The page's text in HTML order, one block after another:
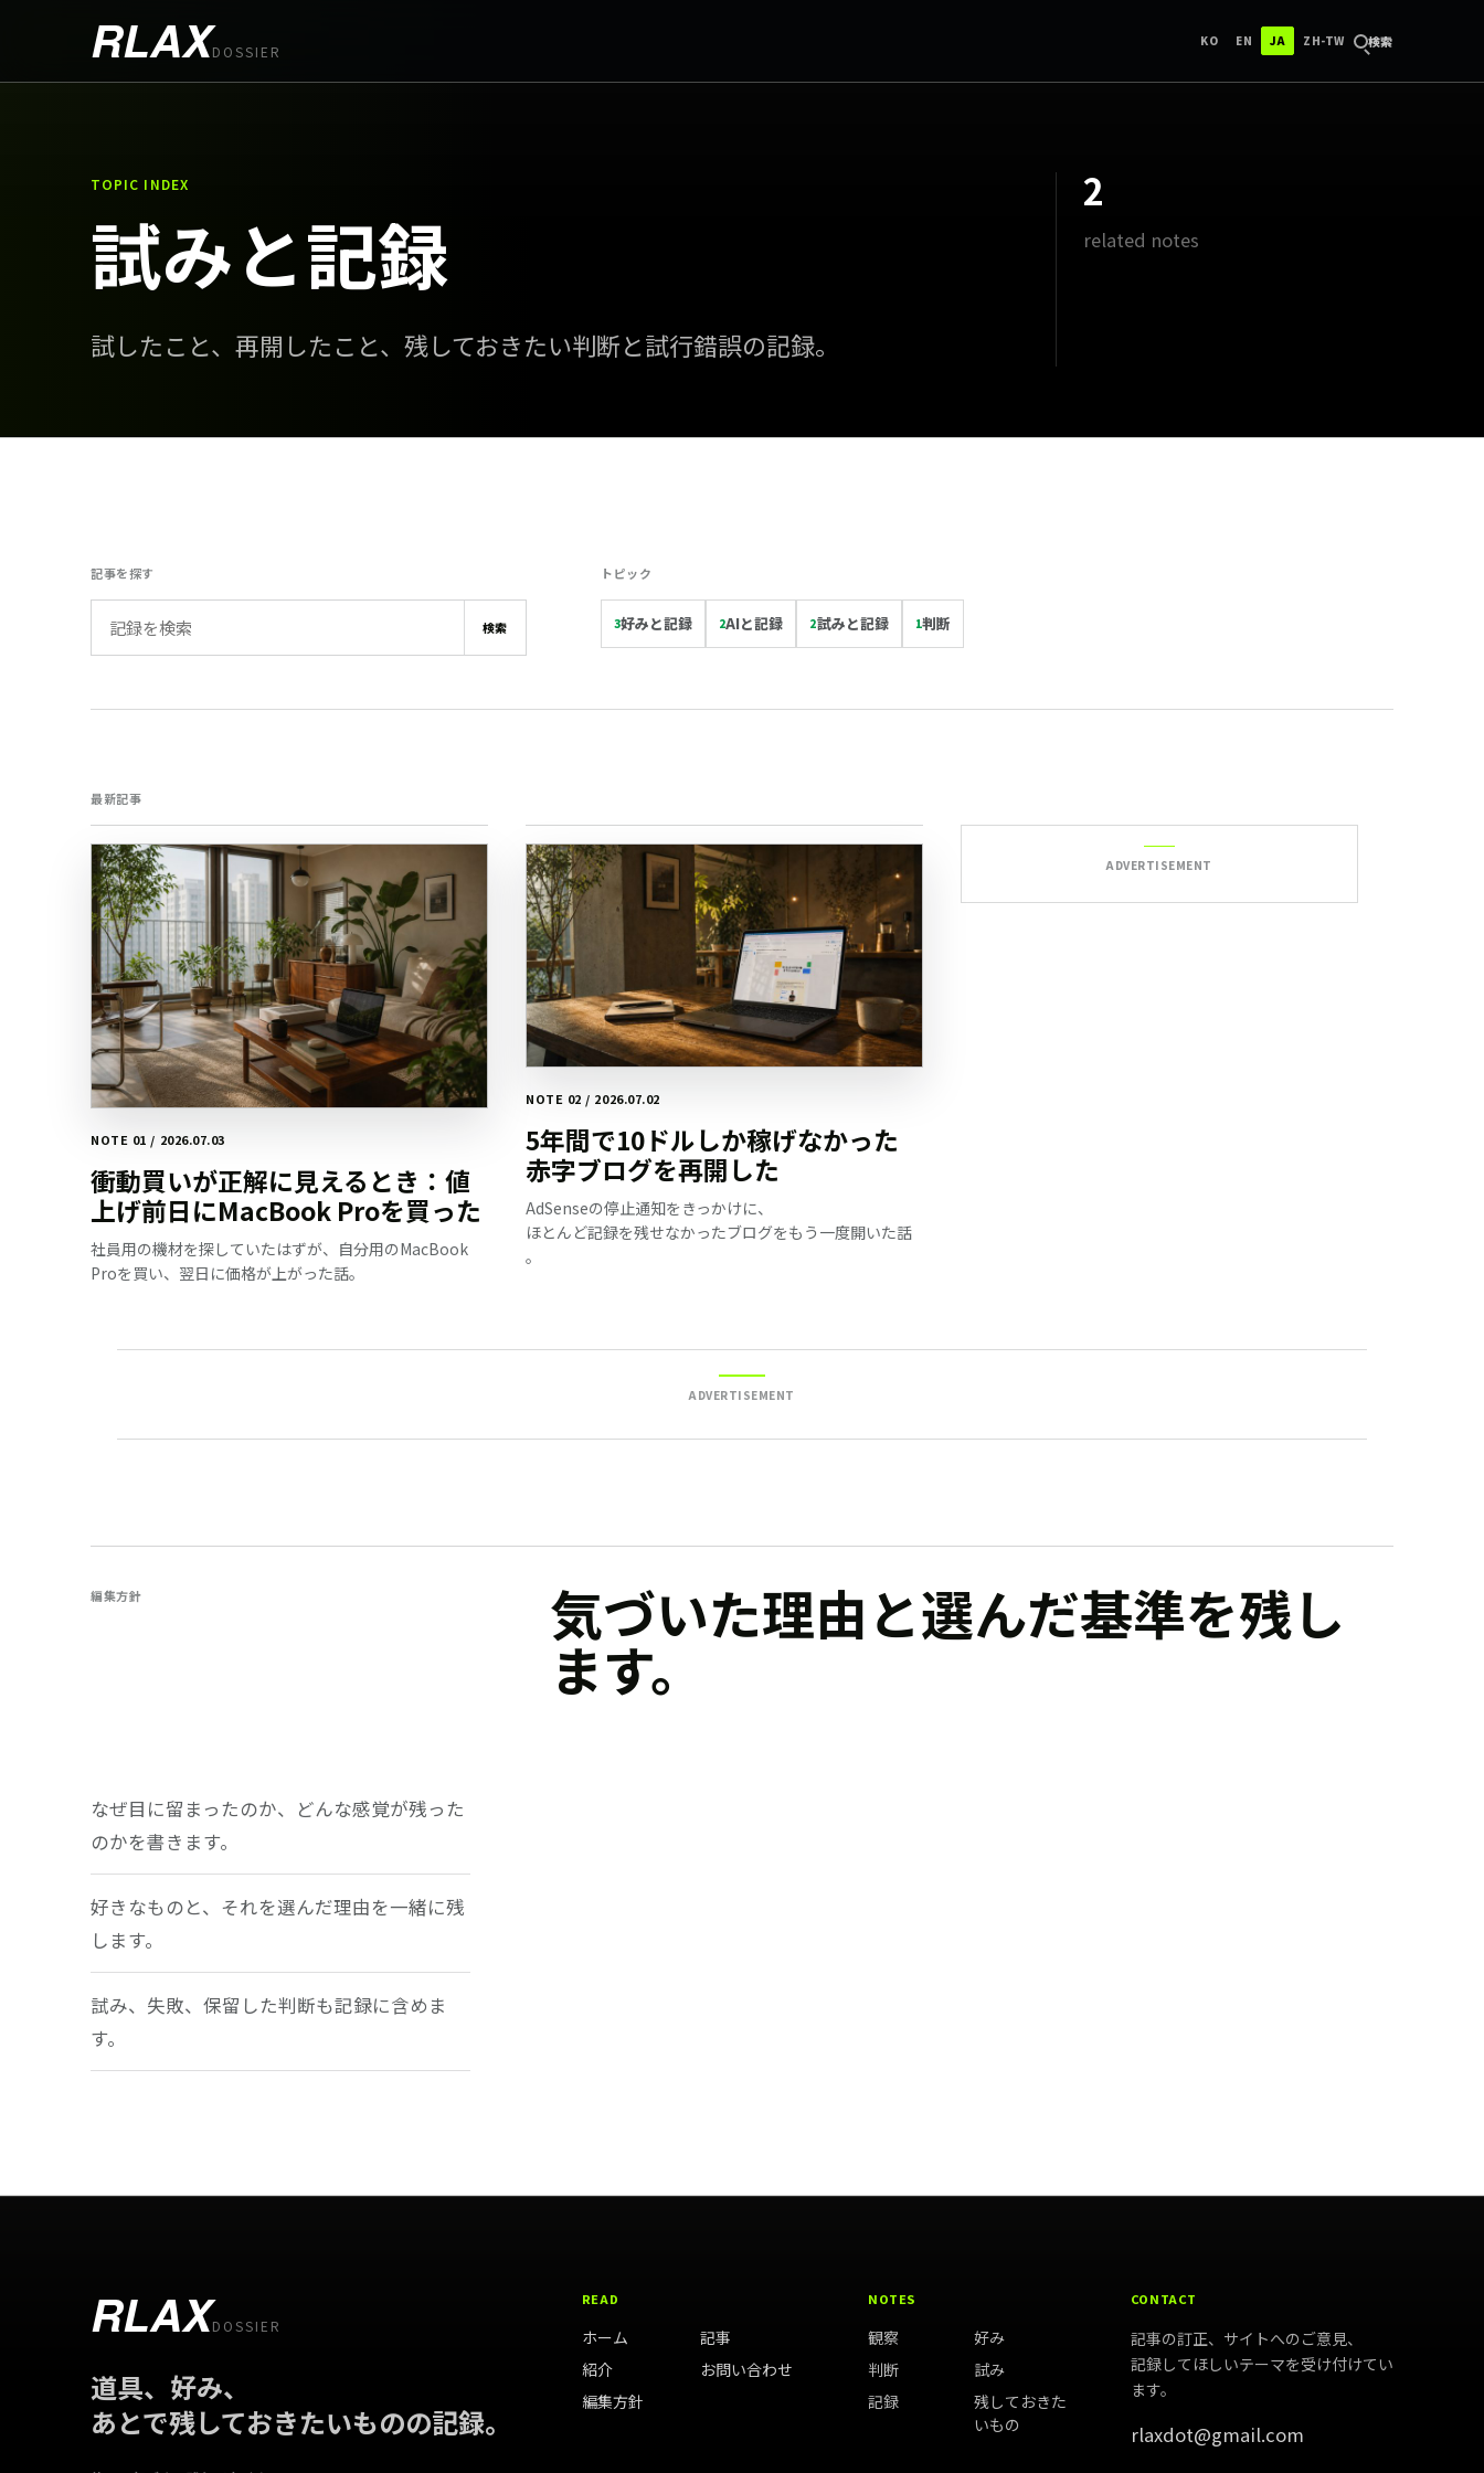
RLAXDOSSIER
KO
ENGLISH
EN
日本語
JA
中文（台灣）
ZH-TW 検索
TOPIC INDEX
試みと記録
試したこと、再開したこと、残しておきたい判断と試行錯誤の記録。
2
related notes
記事を探す
検索語 検索
トピック
3好みと記録 2AIと記録 2試みと記録 1判断
最新記事
NOTE 01 / 2026.07.03
衝動買いが正解に見えるとき：値
上げ前日にMacBook Proを買った
社員用の機材を探していたはずが、自分用のMacBook
Proを買い、翌日に価格が上がった話。
NOTE 02 / 2026.07.02
5年間で10ドルしか稼げなかった
赤字ブログを再開した
AdSenseの停止通知をきっかけに、
ほとんど記録を残せなかったブログをもう一度開いた話
。
ADVERTISEMENT
ADVERTISEMENT
編集方針 気づいた理由と選んだ基準を残し
ます。
なぜ目に留まったのか、どんな感覚が残った
のかを書きます。
好きなものと、それを選んだ理由を一緒に残
します。
試み、失敗、保留した判断も記録に含めま
す。
RLAXDOSSIER
道具、好み、
あとで残しておきたいものの記録。
READ
ホーム
記事
紹介
お問い合わせ
編集方針
NOTES
観察
好み
判断
試み
記録
残しておきた
いもの
CONTACT
記事の訂正、サイトへのご意見、
記録してほしいテーマを受け付けてい
ます。
rlaxdot@gmail.com